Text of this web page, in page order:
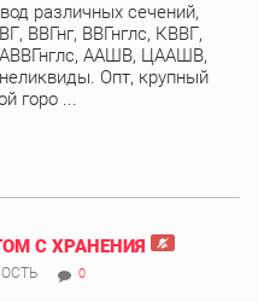
различных сечений,
ВВГнг, ВВГнглс, КВВГ,
АВВГнглс, ААШВ, ЦААШВ,
Опт, крупный
горо ...
С ХРАНЕНИЯ
0